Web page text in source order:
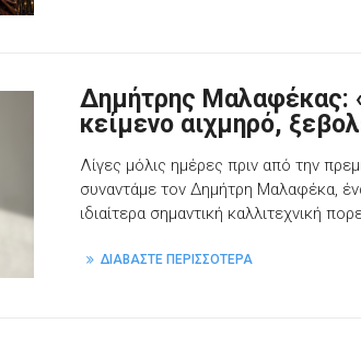
Δημήτρης Μαλαφέκας:
κείμενο αιχμηρό,
Λίγες μόλις ημέρες πριν από την
συναντάμε τον Δημήτρη Μαλαφέκα,
ιδιαίτερα σημαντική καλλιτεχνική
ΔΙΑΒΑΣΤΕ ΠΕΡΙΣΣΟΤΕΡΑ